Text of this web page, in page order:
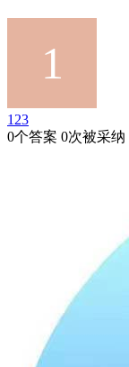
123
0个答案 0次被采纳